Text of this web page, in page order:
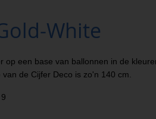
White
op een base van ballonnen in de
de Cijfer Deco is zo'n 140 cm.